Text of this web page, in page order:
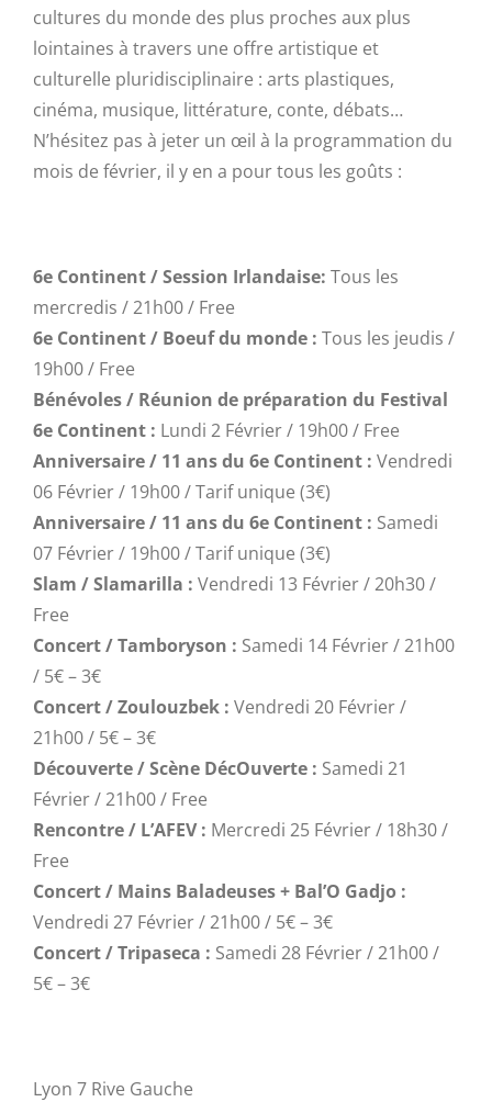
cultures du monde des plus proches aux plus
lointaines à travers une offre artistique et
culturelle pluridisciplinaire : arts plastiques,
cinéma, musique, littérature, conte, débats…
N’hésitez pas à jeter un œil à la programmation du
mois de février, il y en a pour tous les goûts :
6e Continent / Session Irlandaise: Tous les
mercredis / 21h00 / Free
6e Continent / Boeuf du monde : Tous les jeudis /
19h00 / Free
Bénévoles / Réunion de préparation du Festival
6e Continent : Lundi 2 Février / 19h00 / Free
Anniversaire / 11 ans du 6e Continent : Vendredi
06 Février / 19h00 / Tarif unique (3€)
Anniversaire / 11 ans du 6e Continent : Samedi
07 Février / 19h00 / Tarif unique (3€)
Slam / Slamarilla : Vendredi 13 Février / 20h30 /
Free
Concert / Tamboryson : Samedi 14 Février / 21h00
/ 5€ – 3€
Concert / Zoulouzbek : Vendredi 20 Février /
21h00 / 5€ – 3€
Découverte / Scène DécOuverte : Samedi 21
Février / 21h00 / Free
Rencontre / L’AFEV : Mercredi 25 Février / 18h30 /
Free
Concert / Mains Baladeuses + Bal’O Gadjo :
Vendredi 27 Février / 21h00 / 5€ – 3€
Concert / Tripaseca : Samedi 28 Février / 21h00 /
5€ – 3€
Lyon 7 Rive Gauche